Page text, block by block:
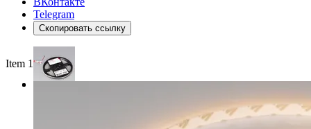
Telegram
Скопировать ссылку
Item 1 of 3